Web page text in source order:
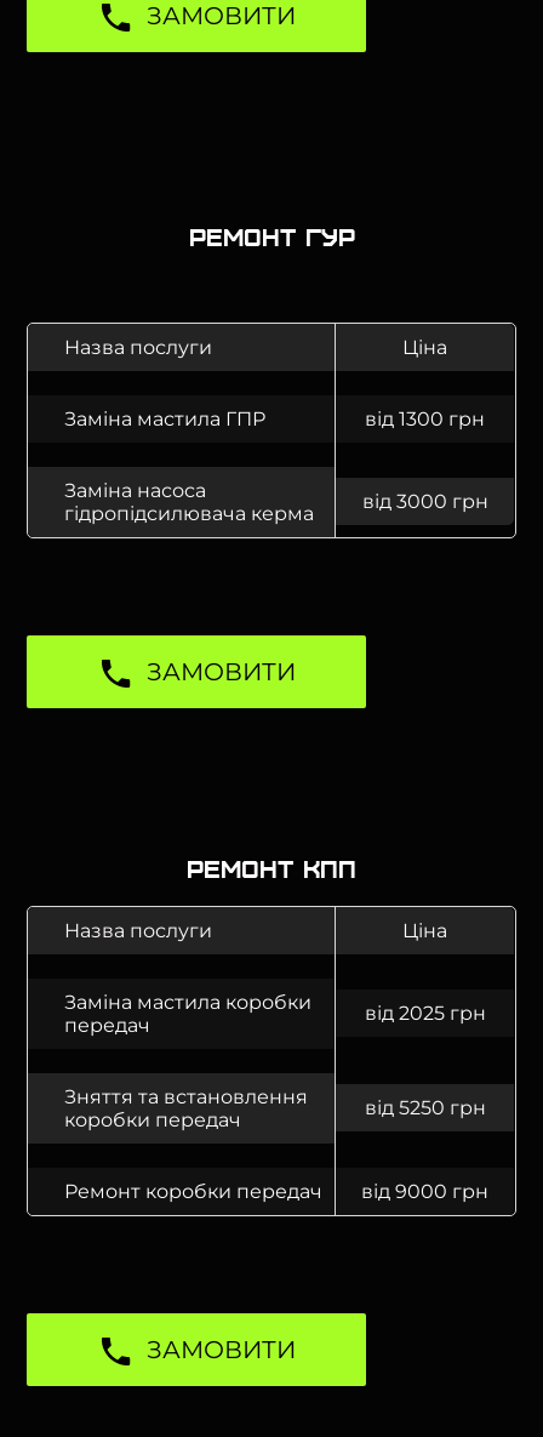
ЗАМОВИТИ
Ремонт ГУР
Назва послуги Ціна
Заміна мастила ГПР від 1300 грн
Заміна насоса
гідропідсилювача керма
від 3000 грн
ЗАМОВИТИ
Ремонт КПП
Назва послуги Ціна
Заміна мастила коробки
передач
від 2025 грн
Зняття та встановлення
коробки передач
від 5250 грн
Ремонт коробки передач від 9000 грн
ЗАМОВИТИ